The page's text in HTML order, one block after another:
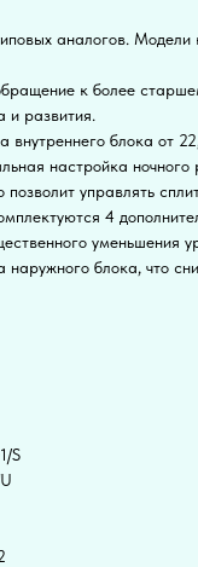
аналогов.
к более
и развития.
внутреннего блока от
настройка
управлять
4
уменьшения
блока, что
S